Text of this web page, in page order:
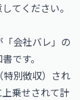
てください。
会社バレ」の
です。
別徴収）され
乗せされて計